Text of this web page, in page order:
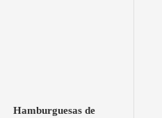
Hamburguesas de